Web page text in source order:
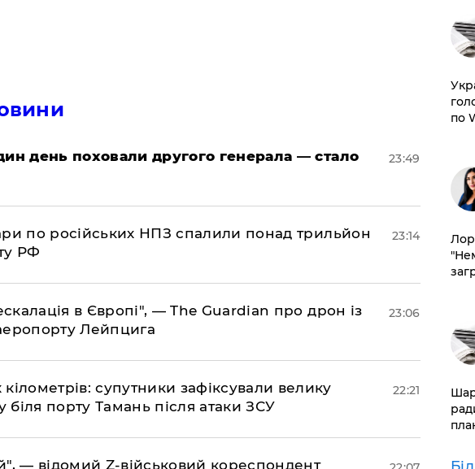
день поховали другого генерала — стало
23:49
по російських НПЗ спалили понад трильйон
РФ
23:14
в Європі", — The Guardian про дрон із
Лейпцига
23:06
супутники зафіксували велику
біля порту Тамань після атаки ЗСУ
22:21
— відомий Z-військовий кореспондент
по